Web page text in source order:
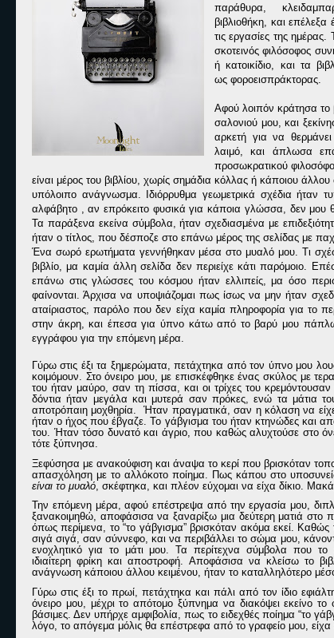
παράθυρα,κ
βιβλιοθήκη, καιεπέλεξα
τις εργασίες της ημέρας.
σκοτεινός φιλόσοφος
ή κατοικίδιο, και τα
ως φοροεισπράκτορας.
Αφού λοιπόν κράτησα το
σαλονιού μου, και
αρκετή για να
λαιμό, και άπλωσα
προσωκρατικού
είναι μέρος του βιβλίου, χωρίς σημάδια κόλλας ή κάποιου άλλου
υπόλοιπο ανάγνωσμα. Ιδιόρρυθμα γεωμετρικά σχέδια ήταν
αλφάβητο , αν επρόκειτο φυσικά για κάποια γλώσσα, δεν μου
Τα παράξενα εκείνα σύμβολα, ήταν σχεδιασμένα με
ήταν ο τίτλος, που δέσποζε στο επάνω μέρος της σελίδας με
Ένα σωρό ερωτήματα γεννήθηκαν μέσα στο μυαλό μου. Τι
βιβλίο, μα καμία άλλη σελίδα δεν περιείχε κάτι παρόμοιο.
επάνω στις γλώσσες του κόσμου ήταν ελλιπείς, μα όσο
φαίνονται. Άρχισα να υποψιάζομαι πως ίσως να μην ήταν
αταίριαστος, παρόλο που δεν είχα καμία πληροφορία για το
στην άκρη, και έπεσα για ύπνο κάτω από το βαρύ μου
εγγράφου για την επόμενη μέρα.
Γύρω στις έξι τα ξημερώματα, πετάχτηκα από τον ύπνο μου
κοιμόμουν. Στο όνειρο μου, με επισκέφθηκε ένας σκύλος με
του ήταν μαύρο, σαν τη πίσσα, και οι τρίχες του
δόντια ήταν μεγάλα και μυτερά σαν πρόκες,ενώ τα μάτια
αποτρόπαιη μοχθηρία.
Ήταν πραγματικά, σαν η κόλαση να
ήταν ο ήχος που έβγαζε. Το γάβγισμα του ήταν κτηνώδες και
του. Ήταν τόσο δυνατόκαι άγριο, που καθώς αλυχτούσε στο
τότε ξύπνησα.
Ξεφύσησα με ανακούφιση και άναψα το κερί που βρισκόταν
απασχόληση με το αλλόκοτο ποίημα. Πως κάπου στο
είναι το μυαλό , σκέφτηκα, και πλέον εύχομαι να είχα δίκιο.
Την επόμενη μέρα, αφού επέστρεψα από την εργασία μου,
ξανακοιμηθώ, αποφάσισα να ξαναρίξω μια δεύτερη ματιά στο
όπωςπερίμενα, το “το γάβγισμα”βρισκόταν ακόμα εκεί. Καθώς
σιγά σιγά, σαν σύννεφο, και να περιβάλλει το σώμα μου,
ενοχλητικό για το μάτι μου. Τα περίτεχνα σύμβολα που το
ιδιαίτερηφρίκη και αποστροφή. Αποφάσισα να κλείσω το
ανάγνωση κάποιου άλλου κειμένου, ήταν το καταλληλότερο
Γύρω στις έξι το πρωί, πετάχτηκα και πάλι από τον ίδιο
όνειρο μου,
μέχριτο απότομο ξύπνημα να διακόψει εκείνο το
βάσιμες. Δεν υπήρχε αμφιβολία, πως το ειδεχθές ποίημα “το
λόγο, το απόγεμα μόλις θα επέστρεφα από το γραφείο μου,